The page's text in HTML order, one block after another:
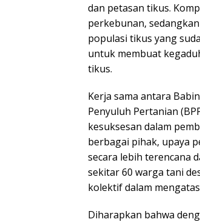
dan petasan tikus.
perkebunan,
populasi tikus yang
untuk membuat
tikus.
Kerja sama antara
Penyuluh Pertanian
kesuksesan dalam
berbagai pihak, upaya
secara lebih terencana
sekitar 60 warga tani
kolektif dalam
Diharapkan bahwa